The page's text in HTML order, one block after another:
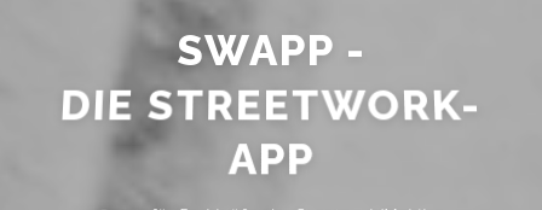
SWAPP -
DIE STREETWORK-
APP